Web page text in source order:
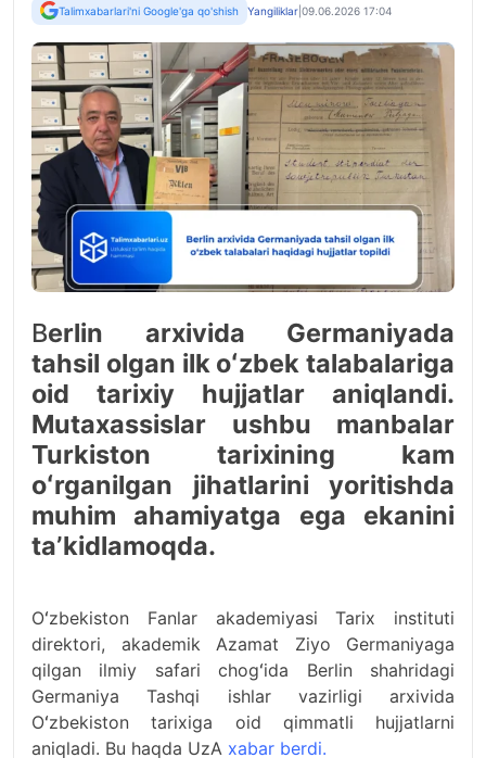
Talimxabarlari'ni Google'ga qo'shish Yangiliklar 09.06.2026 17:04
Berlin arxivida Germaniyada
tahsil olgan ilk oʻzbek talabalariga
oid tarixiy hujjatlar aniqlandi.
Mutaxassislar ushbu manbalar
Turkiston tarixining kam
oʻrganilgan jihatlarini yoritishda
muhim ahamiyatga ega ekanini
taʼkidlamoqda.
Oʻzbekiston Fanlar akademiyasi Tarix instituti
direktori, akademik Azamat Ziyo Germaniyaga
qilgan ilmiy safari chogʻida Berlin shahridagi
Germaniya Tashqi ishlar vazirligi arxivida
Oʻzbekiston tarixiga oid qimmatli hujjatlarni
aniqladi. Bu haqda UzA xabar berdi.